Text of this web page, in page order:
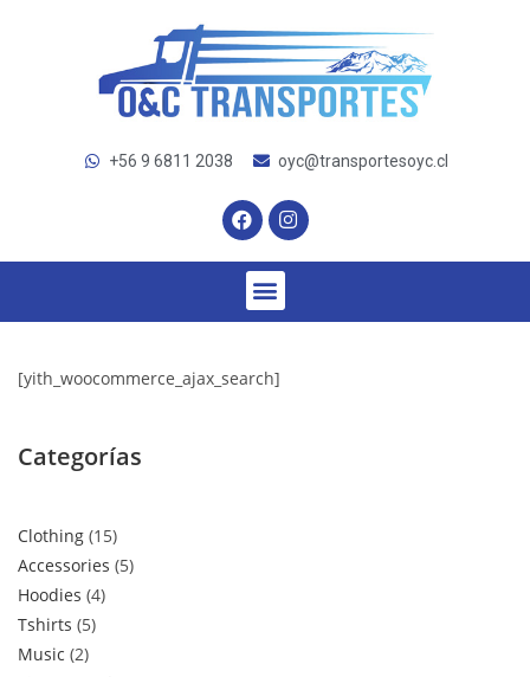
+56 9 6811 2038 oyc@transportesoyc.cl
[yith_woocommerce_ajax_search]
Categorías
Clothing 15
Accessories 5
Hoodies 4
Tshirts 5
Music 2